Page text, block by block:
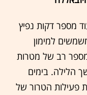
מספר דקות נפיץ
למימון
רב של מטרות
הלילה. בימים
פעילות הטרור של